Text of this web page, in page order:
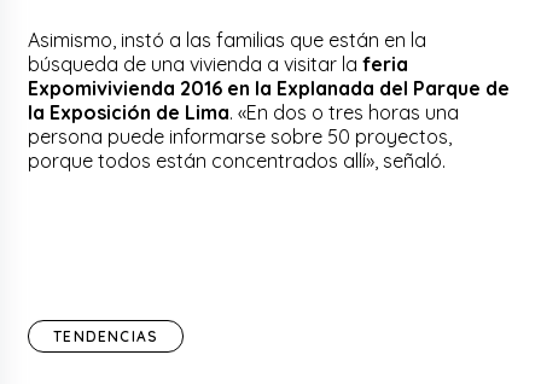
Asimismo, instó a las familias que están en la
búsqueda de una vivienda a visitar laferia
Expomivivienda 2016 en la Explanada del Parque de
la Exposición de Lima. «En dos o tres horas una
persona puede informarse sobre 50 proyectos,
porque todos están concentrados allí», señaló.
TENDENCIAS